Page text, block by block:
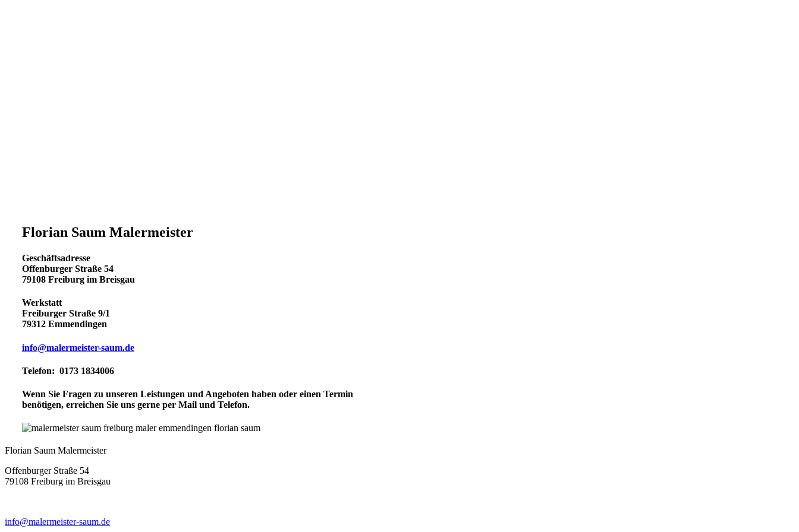
Florian Saum Malermeister
Geschäftsadresse
Offenburger Straße 54
79108 Freiburg im Breisgau
Werkstatt
Freiburger Straße 9/1
79312 Emmendingen
info@malermeister-saum.de
Telefon: 0173 1834006
Wenn Sie Fragen zu unseren Leistungen und Angeboten haben oder einen Termin
benötigen, erreichen Sie uns gerne per Mail und Telefon.
Florian Saum Malermeister
Offenburger Straße 54
79108 Freiburg im Breisgau
info@malermeister-saum.de